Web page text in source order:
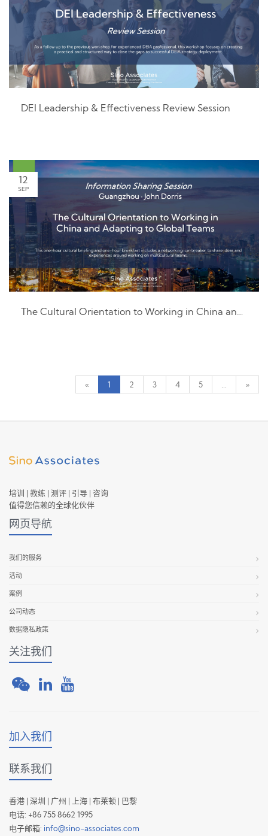
DEI Leadership & Effectiveness Review Session
12
SEP
The Cultural Orientation to Working in China and Adapting to Global Teams
« 1 2 3 4 5 ... »
培训 | 教练 | 测评 | 引导 | 咨询
值得您信赖的全球化伙伴
网页导航
我们的服务
活动
案例
公司动态
数据隐私政策
关注我们
加入我们
联系我们
香港 | 深圳 | 广州 | 上海 | 布莱顿 | 巴黎
电话: +86 755 8662 1995
电子邮箱: info@sino-associates.com